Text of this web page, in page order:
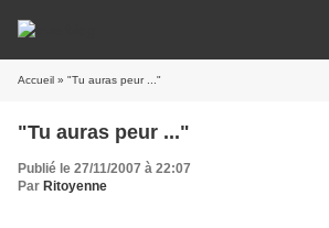
Accueil » "Tu auras peur ..."
"Tu auras peur ..."
Publié le 27/11/2007 à 22:07
Par Ritoyenne